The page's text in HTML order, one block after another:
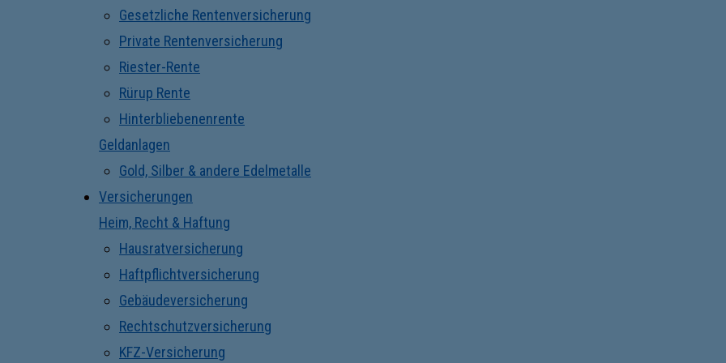
Gesetzliche Rentenversicherung
Private Rentenversicherung
Riester-Rente
Rürup Rente
Hinterbliebenenrente
Geldanlagen
Gold, Silber & andere Edelmetalle
Versicherungen
Heim, Recht & Haftung
Hausratversicherung
Haftpflichtversicherung
Gebäudeversicherung
Rechtschutzversicherung
KFZ-Versicherung